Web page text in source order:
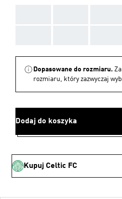
Dopasowane do rozmiaru.
rozmiaru, który zazwyczaj
Dodaj do koszyka
Kupuj Celtic FC